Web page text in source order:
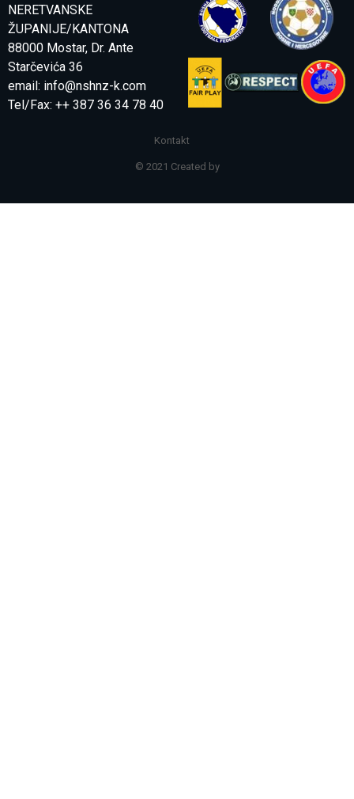
NERETVANSKE
ŽUPANIJE/KANTONA
88000 Mostar, Dr. Ante
Starčevića 36
email: info@nshnz-k.com
Tel/Fax: ++ 387 36 34 78 40
Kontakt
© 2021 Created by